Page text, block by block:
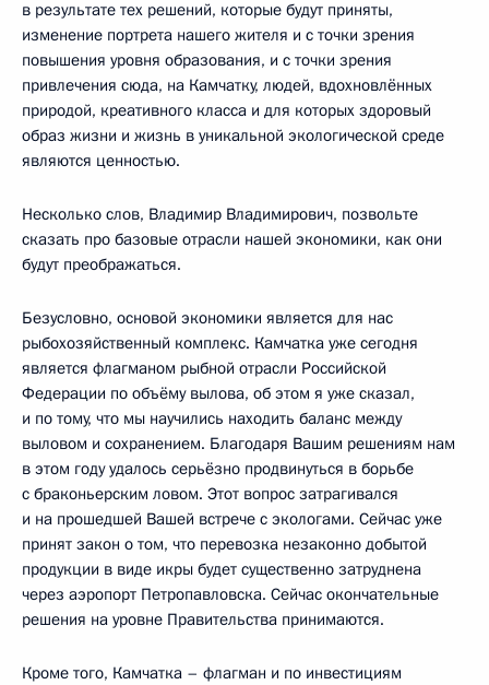
в результате тех решений, которые будут приняты,
изменение портрета нашего жителя и с точки зрения
повышения уровня образования, и с точки зрения
привлечения сюда, на Камчатку, людей, вдохновлённых
природой, креативного класса и для которых здоровый
образ жизни и жизнь в уникальной экологической среде
являются ценностью.
Несколько слов, Владимир Владимирович, позвольте
сказать про базовые отрасли нашей экономики, как они
будут преображаться.
Безусловно, основой экономики является для нас
рыбохозяйственный комплекс. Камчатка уже сегодня
является флагманом рыбной отрасли Российской
Федерации по объёму вылова, об этом я уже сказал,
и по тому, что мы научились находить баланс между
выловом и сохранением. Благодаря Вашим решениям нам
в этом году удалось серьёзно продвинуться в борьбе
с браконьерским ловом. Этот вопрос затрагивался
и на прошедшей Вашей встрече с экологами. Сейчас уже
принят закон о том, что перевозка незаконно добытой
продукции в виде икры будет существенно затруднена
через аэропорт Петропавловска. Сейчас окончательные
решения на уровне Правительства принимаются.
Кроме того, Камчатка – флагман и по инвестициям